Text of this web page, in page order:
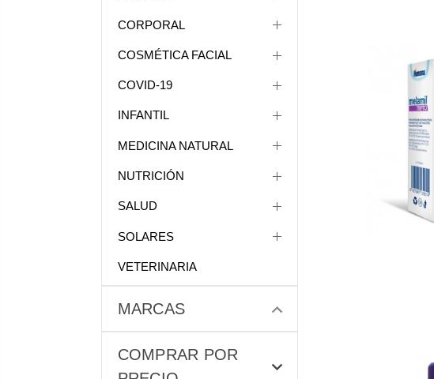
CORPORAL
COSMÉTICA FACIAL
COVID-19
INFANTIL
MEDICINA NATURAL
NUTRICIÓN
SALUD
SOLARES
VETERINARIA
MARCAS
COMPRAR POR